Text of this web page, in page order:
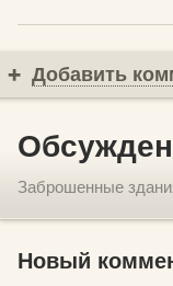
Добавить
Заброшенные
Новый